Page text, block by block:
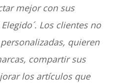
mejor con sus
Los clientes no
quieren
compartir sus
los artículos que